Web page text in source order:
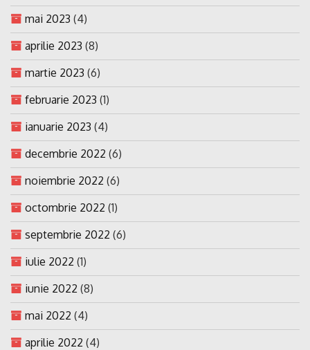
mai 2023 (4)
aprilie 2023 (8)
martie 2023 (6)
februarie 2023 (1)
ianuarie 2023 (4)
decembrie 2022 (6)
noiembrie 2022 (6)
octombrie 2022 (1)
septembrie 2022 (6)
iulie 2022 (1)
iunie 2022 (8)
mai 2022 (4)
aprilie 2022 (4)